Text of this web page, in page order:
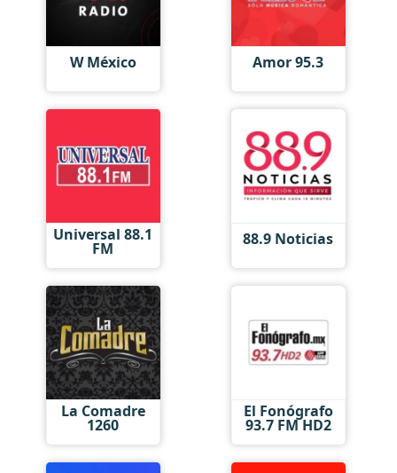
W México Amor 95.3
Universal 88.1
FM 88.9 Noticias
La Comadre
1260
El Fonógrafo
93.7 FM HD2